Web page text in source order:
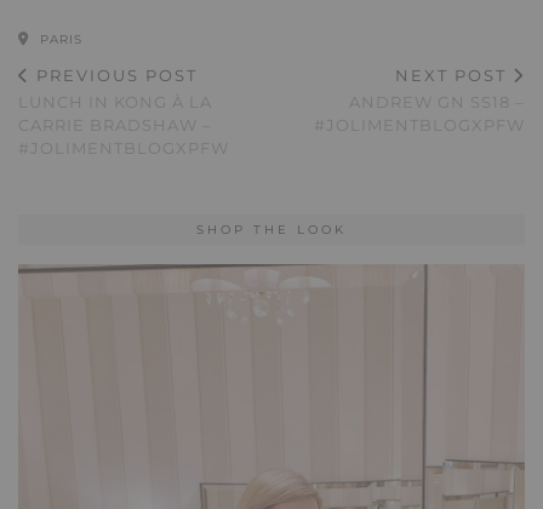
PARIS
PREVIOUS POST
LUNCH IN KONG À LA
CARRIE BRADSHAW –
#JOLIMENTBLOGXPFW
NEXT POST
ANDREW GN SS18 –
#JOLIMENTBLOGXPFW
SHOP THE LOOK